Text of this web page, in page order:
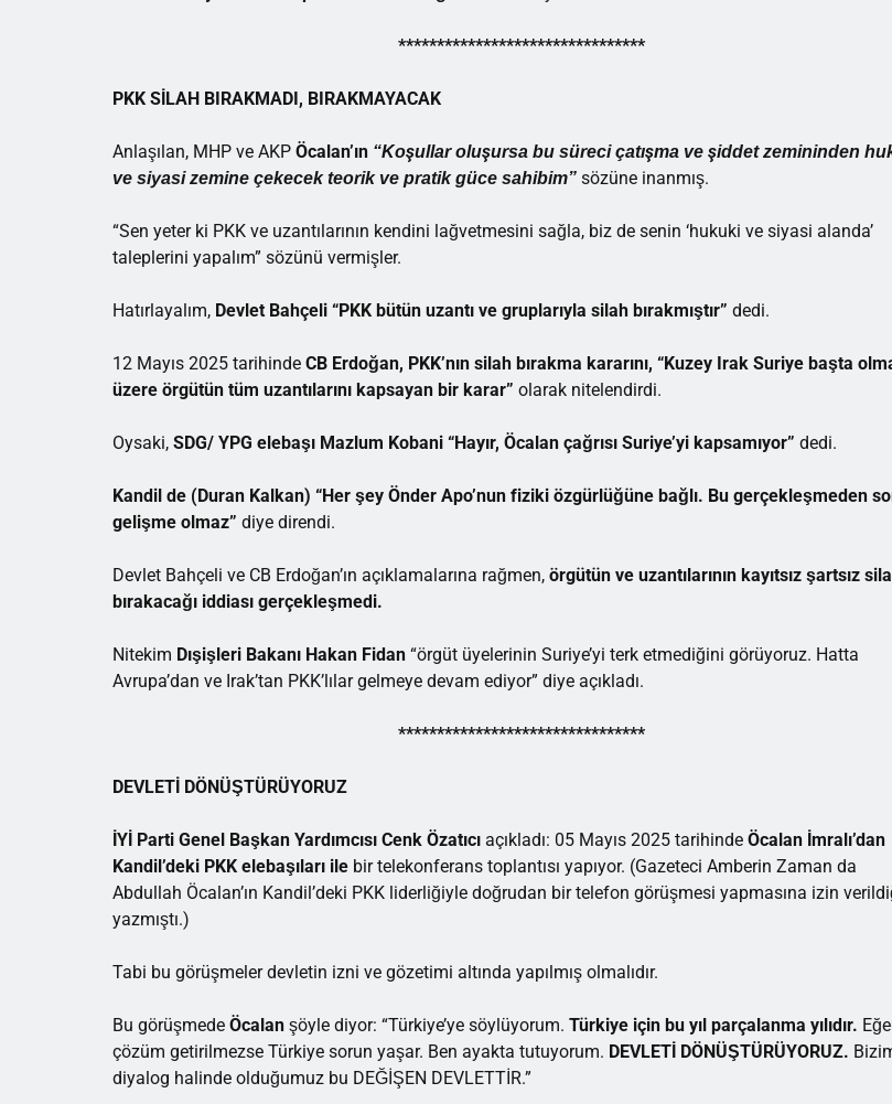
********************************
PKK SİLAH BIRAKMADI, BIRAKMAYACAK
Anlaşılan, MHP ve AKP Öcalan’ın “Koşullar oluşursa bu süreci çatışma ve şiddet zemininden
ve siyasi zemine çekecek teorik ve pratik güce sahibim” sözüne inanmış.
“Sen yeter ki PKK ve uzantılarının kendini lağvetmesini sağla, biz de senin ‘hukuki ve siyasi alanda’
taleplerini yapalım” sözünü vermişler.
Hatırlayalım, Devlet Bahçeli “PKK bütün uzantı ve gruplarıyla silah bırakmıştır” dedi.
12 Mayıs 2025 tarihinde CB Erdoğan, PKK’nın silah bırakma kararını, “Kuzey Irak Suriye başta
üzere örgütün tüm uzantılarını kapsayan bir karar” olarak nitelendirdi.
Oysaki, SDG/ YPG elebaşı Mazlum Kobani “Hayır, Öcalan çağrısı Suriye’yi kapsamıyor” dedi.
Kandil de (Duran Kalkan) “Her şey Önder Apo’nun fiziki özgürlüğüne bağlı. Bu gerçekleşmeden
gelişme olmaz” diye direndi.
Devlet Bahçeli ve CB Erdoğan’ın açıklamalarına rağmen, örgütün ve uzantılarının kayıtsız şartsız
bırakacağı iddiası gerçekleşmedi.
Nitekim Dışişleri Bakanı Hakan Fidan “örgüt üyelerinin Suriye’yi terk etmediğini görüyoruz. Hatta
Avrupa’dan ve Irak’tan PKK’lılar gelmeye devam ediyor” diye açıkladı.
********************************
DEVLETİ DÖNÜŞTÜRÜYORUZ
İYİ Parti Genel Başkan Yardımcısı Cenk Özatıcı açıkladı: 05 Mayıs 2025 tarihinde Öcalan İmralı’dan
Kandil’deki PKK elebaşıları ile bir telekonferans toplantısı yapıyor. (Gazeteci Amberin Zaman da
Abdullah Öcalan’ın Kandil’deki PKK liderliğiyle doğrudan bir telefon görüşmesi yapmasına izin
yazmıştı.)
Tabi bu görüşmeler devletin izni ve gözetimi altında yapılmış olmalıdır.
Bu görüşmede Öcalan şöyle diyor: “Türkiye’ye söylüyorum. Türkiye için bu yıl parçalanma yılıdır.
çözüm getirilmezse Türkiye sorun yaşar. Ben ayakta tutuyorum. DEVLETİ DÖNÜŞTÜRÜYORUZ.
diyalog halinde olduğumuz bu DEĞİŞEN DEVLETTİR.”